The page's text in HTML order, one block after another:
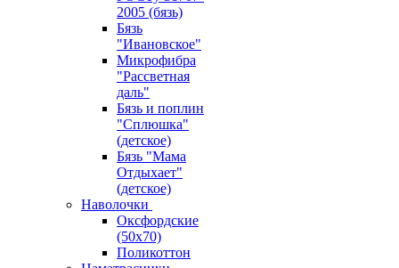
2005 (бязь)
Бязь
"Ивановское"
Микрофибра
"Рассветная
даль"
Бязь и поплин
"Сплюшка"
(детское)
Бязь "Мама
Отдыхает"
(детское)
Наволочки
Оксфордские
(50х70)
Поликоттон